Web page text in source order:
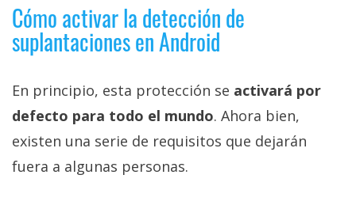
Cómo activar la detección de
suplantaciones en Android
En principio, esta protección se activará por
defecto para todo el mundo. Ahora bien,
existen una serie de requisitos que dejarán
fuera a algunas personas.